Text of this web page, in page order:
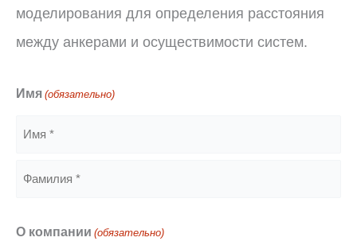
моделирования для определения расстояния
между анкерами и осуществимости систем.
Имя (обязательно)
O компании (обязательно)